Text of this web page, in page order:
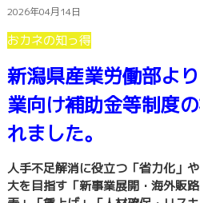
2026年04月14日
おカネの知っ得
新潟県産業労働部よ
業向け補助金等制度
れました。
人手不足解消に役立つ「省力化」
大を目指す「新事業展開・海外販